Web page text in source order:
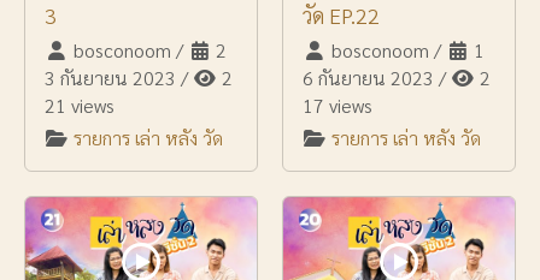
3
bosconoom /
2
3 กันยายน 2023 /
2
21 views
รายการ เล่า หลัง วัด
วัด EP.22
bosconoom /
1
6 กันยายน 2023 /
2
17 views
รายการ เล่า หลัง วัด